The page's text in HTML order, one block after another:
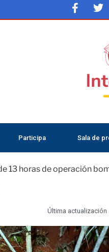
Participa Sala de
13 horas de operación
Última actualización